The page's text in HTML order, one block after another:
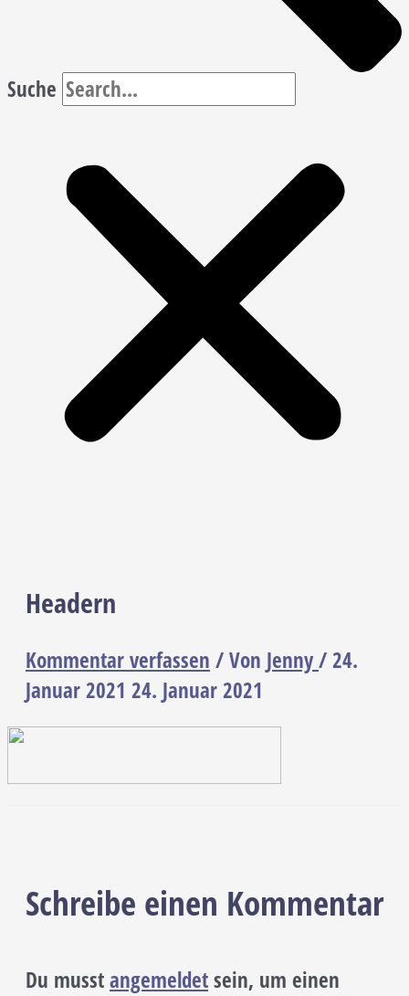
Suche
Headern
Kommentar verfassen / Von Jenny/24.
Januar 2021 24. Januar 2021
Schreibe einen Kommentar
Du musstangemeldetsein, um einen